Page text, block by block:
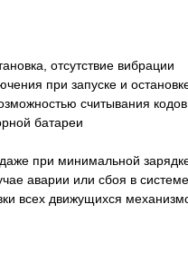
отсутствие вибрации
при запуске и
считывания
батареи
при минимальной
аварии или сбоя в
всех движущихся